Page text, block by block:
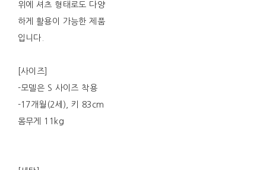
위에 셔츠 형태로도 다양
하게 활용이 가능한 제품
입니다.
[사이즈]
-모델은 S 사이즈 착용
-17개월(2세), 키 83cm
몸무게 11kg